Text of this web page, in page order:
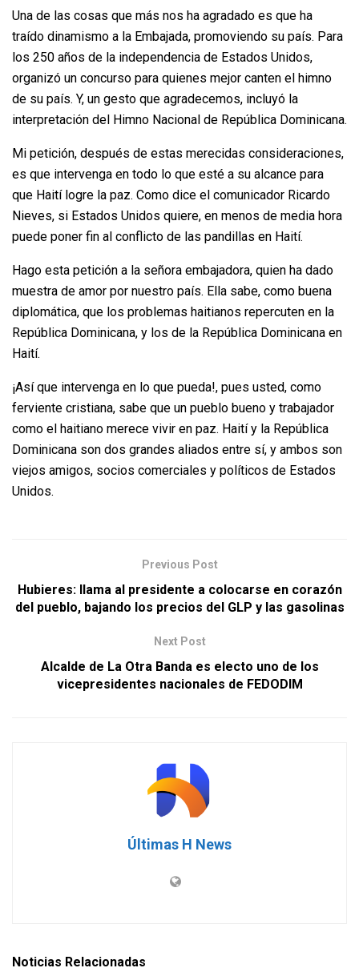
Una de las cosas que más nos ha agradado es que ha
traído dinamismo a la Embajada, promoviendo su país. Para
los 250 años de la independencia de Estados Unidos,
organizó un concurso para quienes mejor canten el himno
de su país. Y, un gesto que agradecemos, incluyó la
interpretación del Himno Nacional de República Dominicana.
Mi petición, después de estas merecidas consideraciones,
es que intervenga en todo lo que esté a su alcance para
que Haití logre la paz. Como dice el comunicador Ricardo
Nieves, si Estados Unidos quiere, en menos de media hora
puede poner fin al conflicto de las pandillas en Haití.
Hago esta petición a la señora embajadora, quien ha dado
muestra de amor por nuestro país. Ella sabe, como buena
diplomática, que los problemas haitianos repercuten en la
República Dominicana, y los de la República Dominicana en
Haití.
¡Así que intervenga en lo que pueda!, pues usted, como
ferviente cristiana, sabe que un pueblo bueno y trabajador
como el haitiano merece vivir en paz. Haití y la República
Dominicana son dos grandes aliados entre sí, y ambos son
viejos amigos, socios comerciales y políticos de Estados
Unidos.
Previous Post
Hubieres: llama al presidente a colocarse en corazón
del pueblo, bajando los precios del GLP y las gasolinas
Next Post
Alcalde de La Otra Banda es electo uno de los
vicepresidentes nacionales de FEDODIM
Últimas H News
Noticias Relacionadas